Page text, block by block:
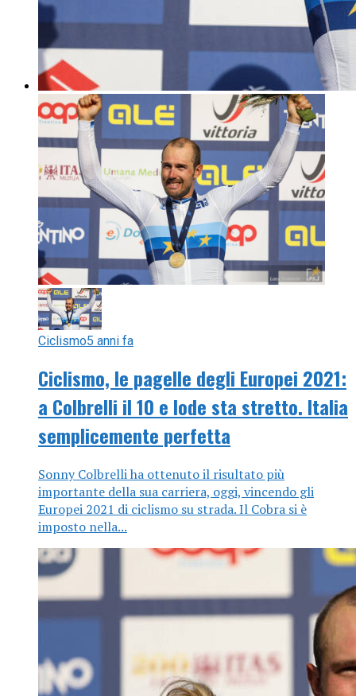
Ciclismo5 anni fa
Ciclismo, le pagelle degli Europei 2021:
a Colbrelli il 10 e lode sta stretto. Italia
semplicemente perfetta
Sonny Colbrelli ha ottenuto il risultato più
importante della sua carriera, oggi, vincendo gli
Europei 2021 di ciclismo su strada. Il Cobra si è
imposto nella...